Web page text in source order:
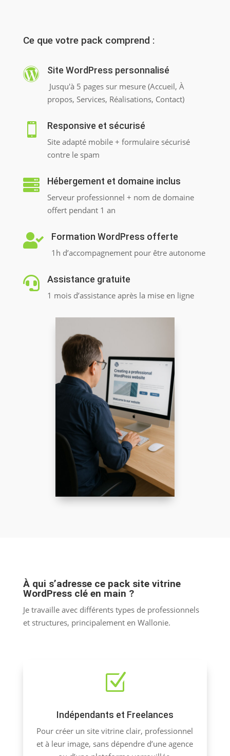
Ce que votre pack comprend :
 Site WordPress personnalisé
Jusqu'à 5 pages sur mesure (Accueil, À
propos, Services, Réalisations, Contact)
 Responsive et sécurisé
Site adapté mobile + formulaire sécurisé
contre le spam
 Hébergement et domaine inclus
Serveur professionnel + nom de domaine
offert pendant 1 an
 Formation WordPress offerte
1h d’accompagnement pour être autonome
 Assistance gratuite
1 mois d’assistance après la mise en ligne
À qui s’adresse ce pack site vitrine
WordPress clé en main ?
Je travaille avec différents types de professionnels
et structures, principalement en Wallonie.
Z
Indépendants et Freelances
Pour créer un site vitrine clair, professionnel
et à leur image, sans dépendre d’une agence